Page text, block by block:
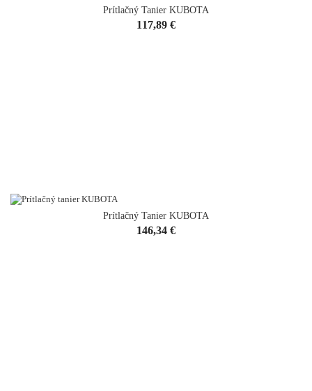
Prítlačný Tanier KUBOTA
Cena
117,89 €
Prítlačný Tanier KUBOTA
Cena
146,34 €